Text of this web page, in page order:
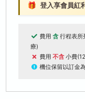
🎁 登入享會員紅
費用 含 行程表
療)
費用 不含 小費
機位保留以訂金